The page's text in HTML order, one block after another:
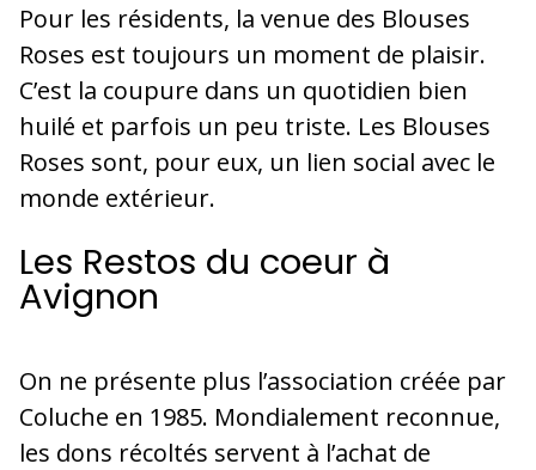
Pour les résidents, la venue des Blouses
Roses est toujours un moment de plaisir.
C’est la coupure dans un quotidien bien
huilé et parfois un peu triste. Les Blouses
Roses sont, pour eux, un lien social avec le
monde extérieur.
Les Restos du coeur à
Avignon
On ne présente plus l’association créée par
Coluche en 1985. Mondialement reconnue,
les dons récoltés servent à l’achat de